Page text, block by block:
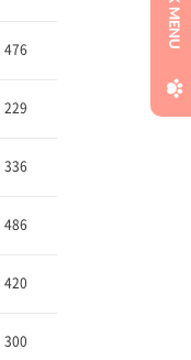
476
229
336
486
420
300